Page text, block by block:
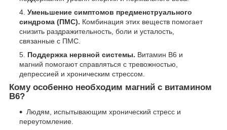
Уменьшение симптомов предменструального
синдрома (ПМС). Комбинация этих веществ помогает
снизить раздражительность, боли и усталость,
связанные с ПМС.
Поддержка нервной системы. Витамин B6 и
магний помогают справляться с тревожностью,
депрессией и хроническим стрессом.
Кому особенно необходим магний с витамином
B6?
Людям, испытывающим хронический стресс и
переутомление.